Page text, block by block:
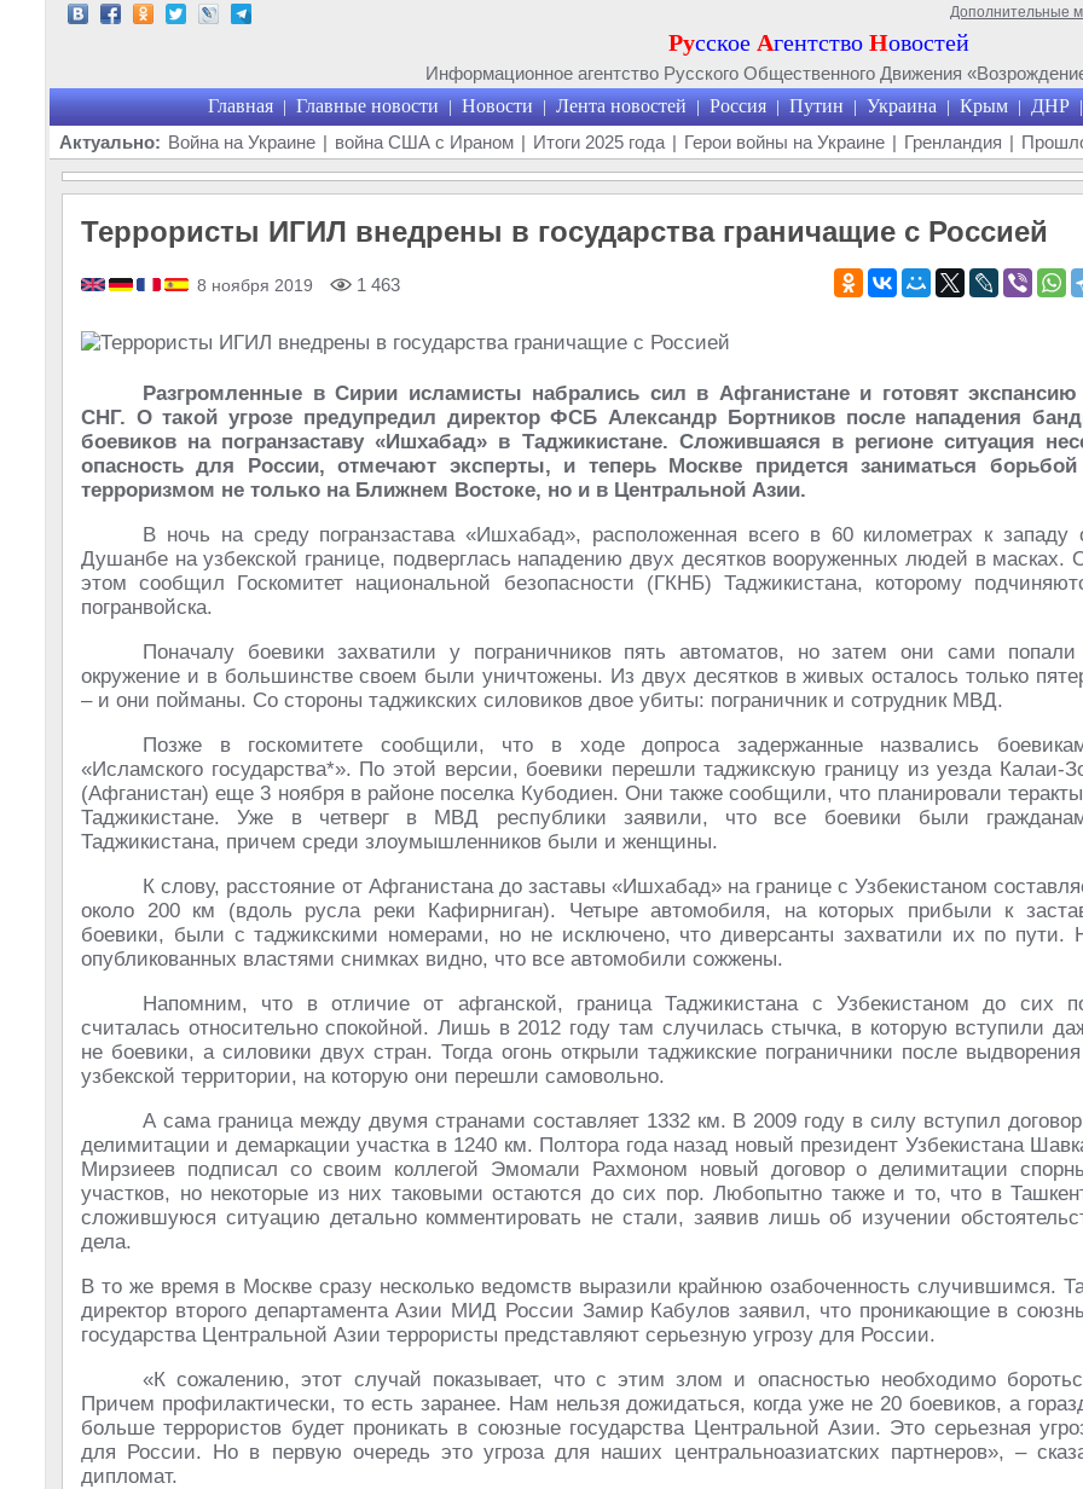
Дополнительные
Русское Агентство Новостей
Информационное агентство Русского Общественного Движения
Главная | Главные новости | Новости | Лента новостей | Россия | Путин | Украина | Крым | ДНР |
Актуально: Война на Украине | война США с Ираном | Итоги 2025 года | Герои войны на Украине | Гренландия |
Террористы ИГИЛ внедрены в государства граничащие с Россией
8 ноября 2019 1 463
Разгромленные в Сирии исламисты набрались сил в Афганистане и готовят
СНГ. О такой угрозе предупредил директор ФСБ Александр Бортников после нападения
боевиков на погранзаставу «Ишхабад» в Таджикистане. Сложившаяся в регионе ситуация
опасность для России, отмечают эксперты, и теперь Москве придется заниматься
терроризмом не только на Ближнем Востоке, но и в Центральной Азии.
В ночь на среду погранзастава «Ишхабад», расположенная всего в 60 километрах к западу
Душанбе на узбекской границе, подверглась нападению двух десятков вооруженных людей в масках.
этом сообщил Госкомитет национальной безопасности (ГКНБ) Таджикистана, которому
погранвойска.
Поначалу боевики захватили у пограничников пять автоматов, но затем они сами
окружение и в большинстве своем были уничтожены. Из двух десятков в живых осталось только
– и они пойманы. Со стороны таджикских силовиков двое убиты: пограничник и сотрудник МВД.
Позже в госкомитете сообщили, что в ходе допроса задержанные назвались
«Исламского государства*». По этой версии, боевики перешли таджикскую границу из уезда Калаи-
(Афганистан) еще 3 ноября в районе поселка Кубодиен. Они также сообщили, что планировали
Таджикистане. Уже в четверг в МВД республики заявили, что все боевики были
Таджикистана, причем среди злоумышленников были и женщины.
К слову, расстояние от Афганистана до заставы «Ишхабад» на границе с Узбекистаном
около 200 км (вдоль русла реки Кафирниган). Четыре автомобиля, на которых прибыли к
боевики, были с таджикскими номерами, но не исключено, что диверсанты захватили их по пути.
опубликованных властями снимках видно, что все автомобили сожжены.
Напомним, что в отличие от афганской, граница Таджикистана с Узбекистаном до сих
считалась относительно спокойной. Лишь в 2012 году там случилась стычка, в которую вступили
не боевики, а силовики двух стран. Тогда огонь открыли таджикские пограничники после
узбекской территории, на которую они перешли самовольно.
А сама граница между двумя странами составляет 1332 км. В 2009 году в силу вступил
делимитации и демаркации участка в 1240 км. Полтора года назад новый президент Узбекистана
Мирзиеев подписал со своим коллегой Эмомали Рахмоном новый договор о делимитации
участков, но некоторые из них таковыми остаются до сих пор. Любопытно также и то, что в
сложившуюся ситуацию детально комментировать не стали, заявив лишь об изучении
дела.
В то же время в Москве сразу несколько ведомств выразили крайнюю озабоченность случившимся.
директор второго департамента Азии МИД России Замир Кабулов заявил, что проникающие в
государства Центральной Азии террористы представляют серьезную угрозу для России.
«К сожалению, этот случай показывает, что с этим злом и опасностью необходимо
Причем профилактически, то есть заранее. Нам нельзя дожидаться, когда уже не 20 боевиков, а
больше террористов будет проникать в союзные государства Центральной Азии. Это серьезная
для России. Но в первую очередь это угроза для наших центральноазиатских партнеров», –
дипломат.